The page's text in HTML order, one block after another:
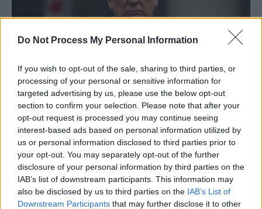
Do Not Process My Personal Information
If you wish to opt-out of the sale, sharing to third parties, or
processing of your personal or sensitive information for
targeted advertising by us, please use the below opt-out
section to confirm your selection. Please note that after your
opt-out request is processed you may continue seeing
interest-based ads based on personal information utilized by
us or personal information disclosed to third parties prior to
your opt-out. You may separately opt-out of the further
disclosure of your personal information by third parties on the
IAB’s list of downstream participants. This information may
also be disclosed by us to third parties on the IAB’s List of
Downstream Participants that may further disclose it to other
„Ambuscada” pregătită de Trump și Vance
lui Zelenski – reeditarea metodelor...
Vladimir Munteanu duminică, 2 martie 2025